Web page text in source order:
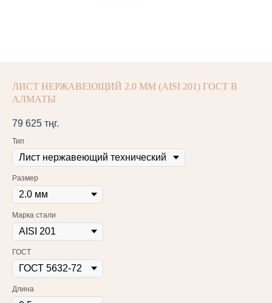
ЛИСТ НЕРЖАВЕЮЩИЙ 2.0 ММ (AISI 201) ГОСТ В
АЛМАТЫ
79 625 тңг.
Тип
Размер
Марка стали
ГОСТ
Длина